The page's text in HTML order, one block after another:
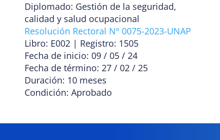
Diplomado: Gestión de la seguridad,
calidad y salud ocupacional
Resolución Rectoral Nº 0075-2023-UNAP
Libro: E002 | Registro: 1505
Fecha de inicio: 09 / 05 / 24
Fecha de término: 27 / 02 / 25
Duración: 10 meses
Condición: Aprobado